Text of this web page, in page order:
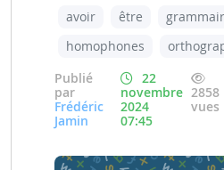
avoir être
homophones
Publié
par
Frédéric
Jamin
22
novembre
2024
07:45
2858
vues